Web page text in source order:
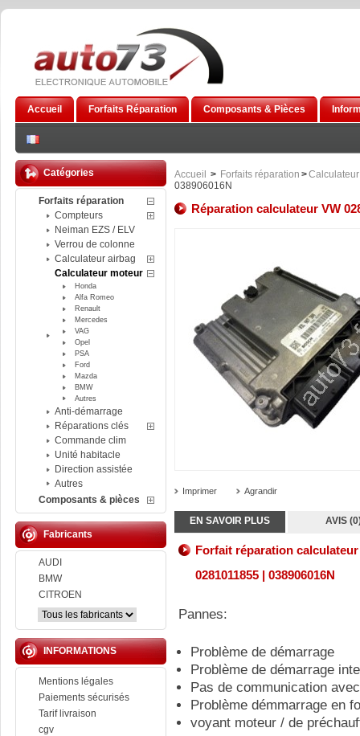
Accueil Forfaits Réparation Composants & Pièces
Catégories
Forfaits réparation
Compteurs
Neiman EZS / ELV
Verrou de colonne
Calculateur airbag
Calculateur moteur
Honda
Alfa Romeo
Renault
Mercedes
VAG
Opel
PSA
Ford
Mazda
BMW
Autres
Anti-démarrage
Réparations clés
Commande clim
Unité habitacle
Direction assistée
Autres
Composants & pièces
Fabricants
AUDI
BMW
CITROEN
INFORMATIONS
Mentions légales
Paiements sécurisés
Tarif livraison
cgv
Accueil > Forfaits réparation >
038906016N
Réparation calculateur VW
Imprimer Agrandir
EN SAVOIR PLUS AVIS
Forfait réparation
0281011855 | 038906016N
Pannes:
Problème de démarrage
Problème de démarrage
Pas de communication
Problème démmarrage en
voyant moteur / de